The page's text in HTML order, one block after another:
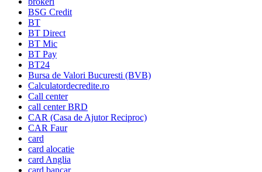
BSG Credit
BT
BT Direct
BT Mic
BT Pay
BT24
Bursa de Valori Bucuresti (BVB)
Calculatordecredite.ro
Call center
call center BRD
CAR (Casa de Ajutor Reciproc)
CAR Faur
card
card alocatie
card Anglia
card bancar